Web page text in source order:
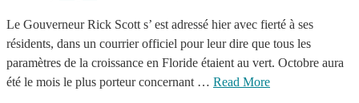
Le Gouverneur Rick Scott s’ est adressé hier avec fierté à ses
résidents, dans un courrier officiel pour leur dire que tous les
paramètres de la croissance en Floride étaient au vert. Octobre aura
été le mois le plus porteur concernant … Read More